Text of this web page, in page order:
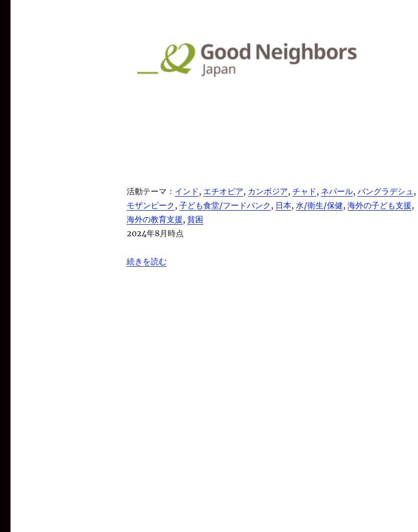
活動テーマ： インド , エチオピア, カンボジア, チャド , ネパール, バングラデシュ
モザンピーク , 子ども食堂/フードバンク , 日本, 水/衛生/保健, 海外の子ども支援
海外の教育支援, 貧困
2024年8月時点
“認定NPO法人 グッドネーバーズ・ジャパン” の
続きを読む